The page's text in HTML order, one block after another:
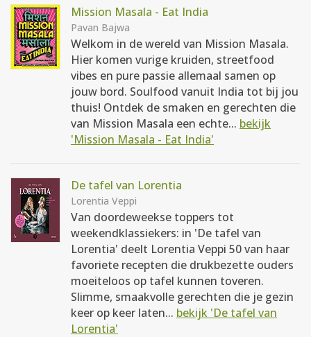
Mission Masala - Eat India
Pavan Bajwa
Welkom in de wereld van Mission Masala.
Hier komen vurige kruiden, streetfood
vibes en pure passie allemaal samen op
jouw bord. Soulfood vanuit India tot bij jou
thuis! Ontdek de smaken en gerechten die
van Mission Masala een echte... bekijk
'Mission Masala - Eat India'
De tafel van Lorentia
Lorentia Veppi
Van doordeweekse toppers tot
weekendklassiekers: in 'De tafel van
Lorentia' deelt Lorentia Veppi 50 van haar
favoriete recepten die drukbezette ouders
moeiteloos op tafel kunnen toveren.
Slimme, smaakvolle gerechten die je gezin
keer op keer laten... bekijk 'De tafel van
Lorentia'